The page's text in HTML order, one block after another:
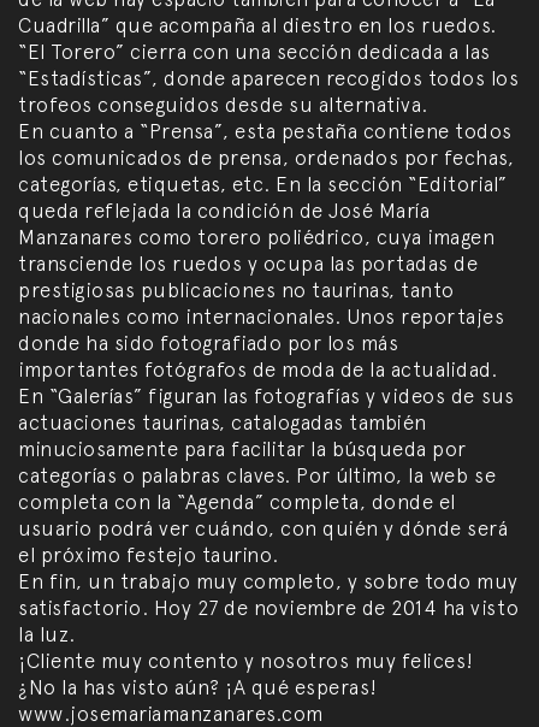
Cuadrilla” que acompaña al diestro en los ruedos.
“El Torero” cierra con una sección dedicada a las
“Estadísticas”, donde aparecen recogidos todos los
trofeos conseguidos desde su alternativa.
En cuanto a “Prensa”, esta pestaña contiene todos
los comunicados de prensa, ordenados por fechas,
categorías, etiquetas, etc. En la sección “Editorial”
queda reflejada la condición de José María
Manzanares como torero poliédrico, cuya imagen
transciende los ruedos y ocupa las portadas de
prestigiosas publicaciones no taurinas, tanto
nacionales como internacionales. Unos reportajes
donde ha sido fotografiado por los más
importantes fotógrafos de moda de la actualidad.
En “Galerías” figuran las fotografías y videos de sus
actuaciones taurinas, catalogadas también
minuciosamente para facilitar la búsqueda por
categorías o palabras claves. Por último, la web se
completa con la “Agenda” completa, donde el
usuario podrá ver cuándo, con quién y dónde será
el próximo festejo taurino.
En fin, un trabajo muy completo, y sobre todo muy
satisfactorio. Hoy 27 de noviembre de 2014 ha visto
la luz.
¡Cliente muy contento y nosotros muy felices!
¿No la has visto aún? ¡A qué esperas!
www.josemariamanzanares.com